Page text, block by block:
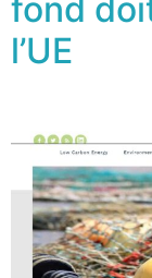
fond
l’UE